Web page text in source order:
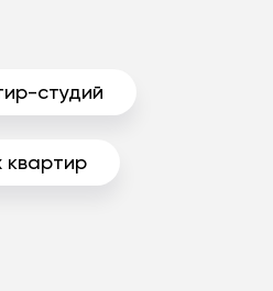
студий
квартир